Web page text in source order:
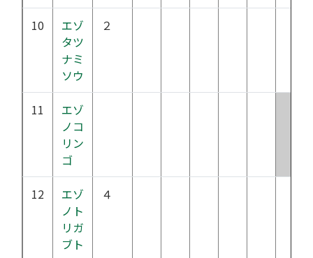
10
エゾ
タツ
ナミ
ソウ
２
11
エゾ
ノコ
リン
ゴ
12
エゾ
ノト
リガ
ブト
４